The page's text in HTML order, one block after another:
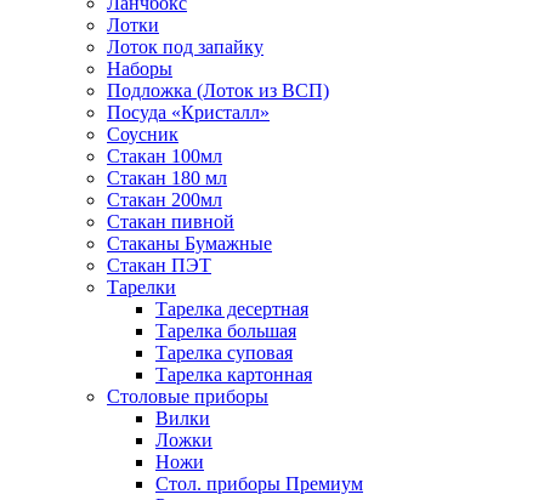
Лотки
Лоток под запайку
Наборы
Подложка (Лоток из ВСП)
Посуда «Кристалл»
Соусник
Стакан 100мл
Стакан 180 мл
Стакан 200мл
Стакан пивной
Стаканы Бумажные
Стакан ПЭТ
Тарелки
Тарелка десертная
Тарелка большая
Тарелка суповая
Тарелка картонная
Столовые приборы
Вилки
Ложки
Ножи
Стол. приборы Премиум